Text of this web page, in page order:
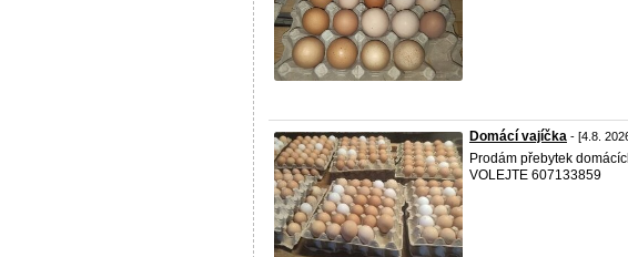
Domácí vajíčka - [4.8.
Prodám přebytek
VOLEJTE 607133859